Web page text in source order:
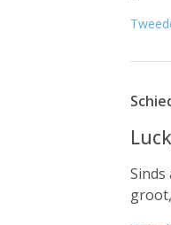
Sinds